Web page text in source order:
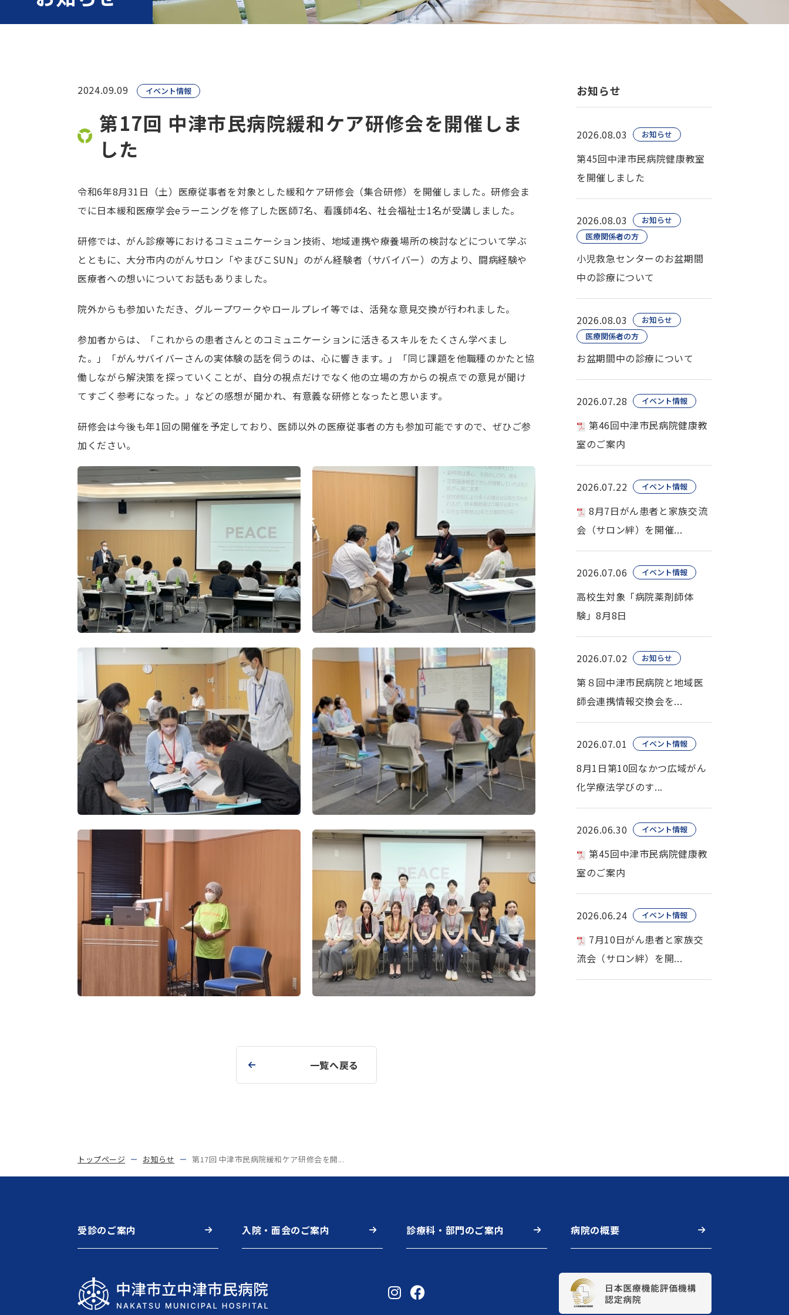
2024.09.09 イベント情報
第17回 中津市民病院緩和ケア研修会を開催しま
した
令和6年8月31日（土）医療従事者を対象とした緩和ケア研修会（集合研修）を開催しました。研修会ま
でに日本緩和医療学会eラーニングを修了した医師7名、看護師4名、社会福祉士1名が受講しました。
研修では、がん診療等におけるコミュニケーション技術、地域連携や療養場所の検討などについて学ぶ
とともに、大分市内のがんサロン「やまびこSUN」のがん経験者（サバイバー）の方より、闘病経験や
医療者への想いについてお話もありました。
院外からも参加いただき、グループワークやロールプレイ等では、活発な意見交換が行われました。
参加者からは、「これからの患者さんとのコミュニケーションに活きるスキルをたくさん学べまし
た。」「がんサバイバーさんの実体験の話を伺うのは、心に響きます。」「同じ課題を他職種のかたと協
働しながら解決策を探っていくことが、自分の視点だけでなく他の立場の方からの視点での意見が聞け
てすごく参考になった。」などの感想が聞かれ、有意義な研修となったと思います。
研修会は今後も年1回の開催を予定しており、医師以外の医療従事者の方も参加可能ですので、ぜひご参
加ください。
一覧へ戻る
お知らせ
2026.08.03 お知らせ
第45回中津市民病院健康教室
を開催しました
2026.08.03
お知らせ
医療関係者の方
小児救急センターのお盆期間
中の診療について
2026.08.03
お知らせ
医療関係者の方
お盆期間中の診療について
2026.07.28 イベント情報
第46回中津市民病院健康教
室のご案内
2026.07.22 イベント情報
8月7日がん患者と家族交流
会（サロン絆）を開催...
2026.07.06 イベント情報
高校生対象「病院薬剤師体
験」8月8日
2026.07.02 お知らせ
第８回中津市民病院と地域医
師会連携情報交換会を...
2026.07.01 イベント情報
8月1日第10回なかつ広域がん
化学療法学びのす...
2026.06.30 イベント情報
第45回中津市民病院健康教
室のご案内
2026.06.24 イベント情報
7月10日がん患者と家族交
流会（サロン絆）を開...
トップページ お知らせ 第17回 中津市民病院緩和ケア研修会を開...
受診のご案内 入院・面会のご案内 診療科・部門のご案内 病院の概要